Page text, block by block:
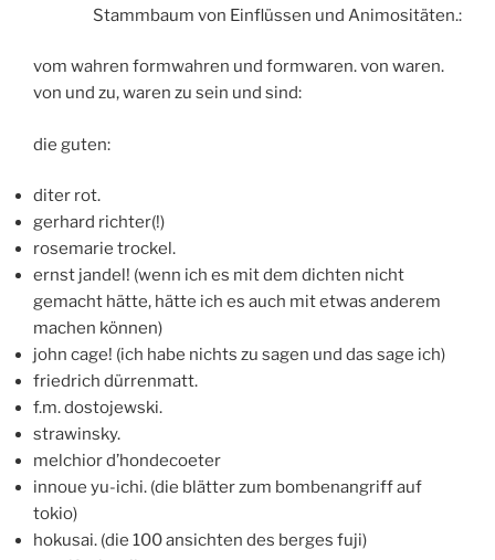
Stammbaum von Einflüssen und Animositäten.:
vom wahren formwahren und formwaren. von waren.
von und zu, waren zu sein und sind:
die guten:
diter rot.
gerhard richter(!)
rosemarie trockel.
ernst jandel! (wenn ich es mit dem dichten nicht
gemacht hätte, hätte ich es auch mit etwas anderem
machen können)
john cage! (ich habe nichts zu sagen und das sage ich)
friedrich dürrenmatt.
f.m. dostojewski.
strawinsky.
melchior d’hondecoeter
innoue yu-ichi. (die blätter zum bombenangriff auf
tokio)
hokusai. (die 100 ansichten des berges fuji)